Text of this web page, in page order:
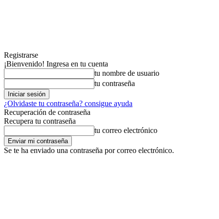
Registrarse
¡Bienvenido! Ingresa en tu cuenta
tu nombre de usuario
tu contraseña
¿Olvidaste tu contraseña? consigue ayuda
Recuperación de contraseña
Recupera tu contraseña
tu correo electrónico
Se te ha enviado una contraseña por correo electrónico.